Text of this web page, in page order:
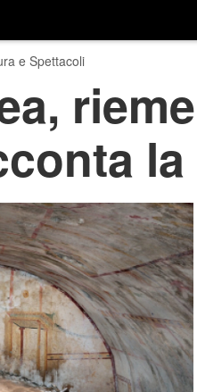
e Spettacoli